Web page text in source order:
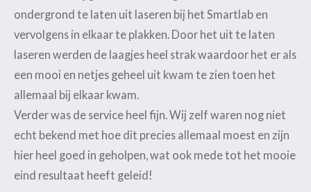
ondergrond te laten uit laseren bij het Smartlab en
vervolgens in elkaar te plakken. Door het uit te laten
laseren werden de laagjes heel strak waardoor het er als
een mooi en netjes geheel uit kwam te zien toen het
allemaal bij elkaar kwam.
Verder was de service heel fijn. Wij zelf waren nog niet
echt bekend met hoe dit precies allemaal moest en zijn
hier heel goed in geholpen, wat ook mede tot het mooie
eind resultaat heeft geleid!